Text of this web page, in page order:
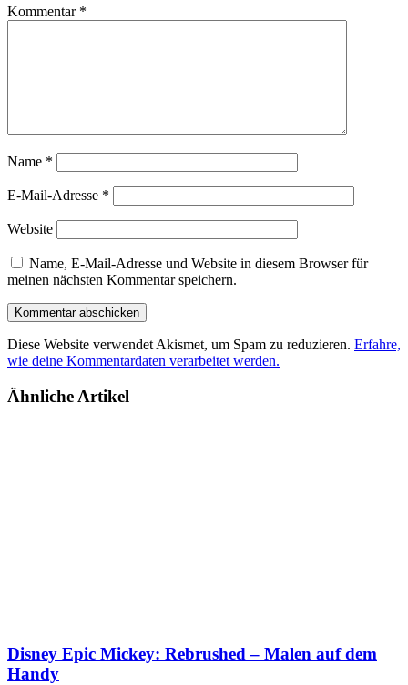
Kommentar *
Name *
E-Mail-Adresse *
Website
Name, E-Mail-Adresse und Website in diesem Browser für
meinen nächsten Kommentar speichern.
Diese Website verwendet Akismet, um Spam zu reduzieren. Erfahre,
wie deine Kommentardaten verarbeitet werden.
Ähnliche Artikel
Disney Epic Mickey: Rebrushed – Malen auf dem
Handy